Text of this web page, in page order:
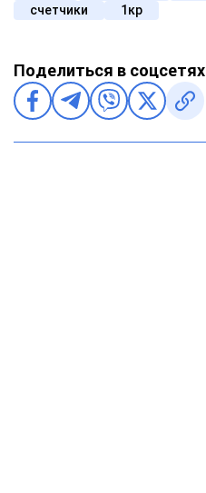
счетчики
1кр
Поделиться в соцсетях